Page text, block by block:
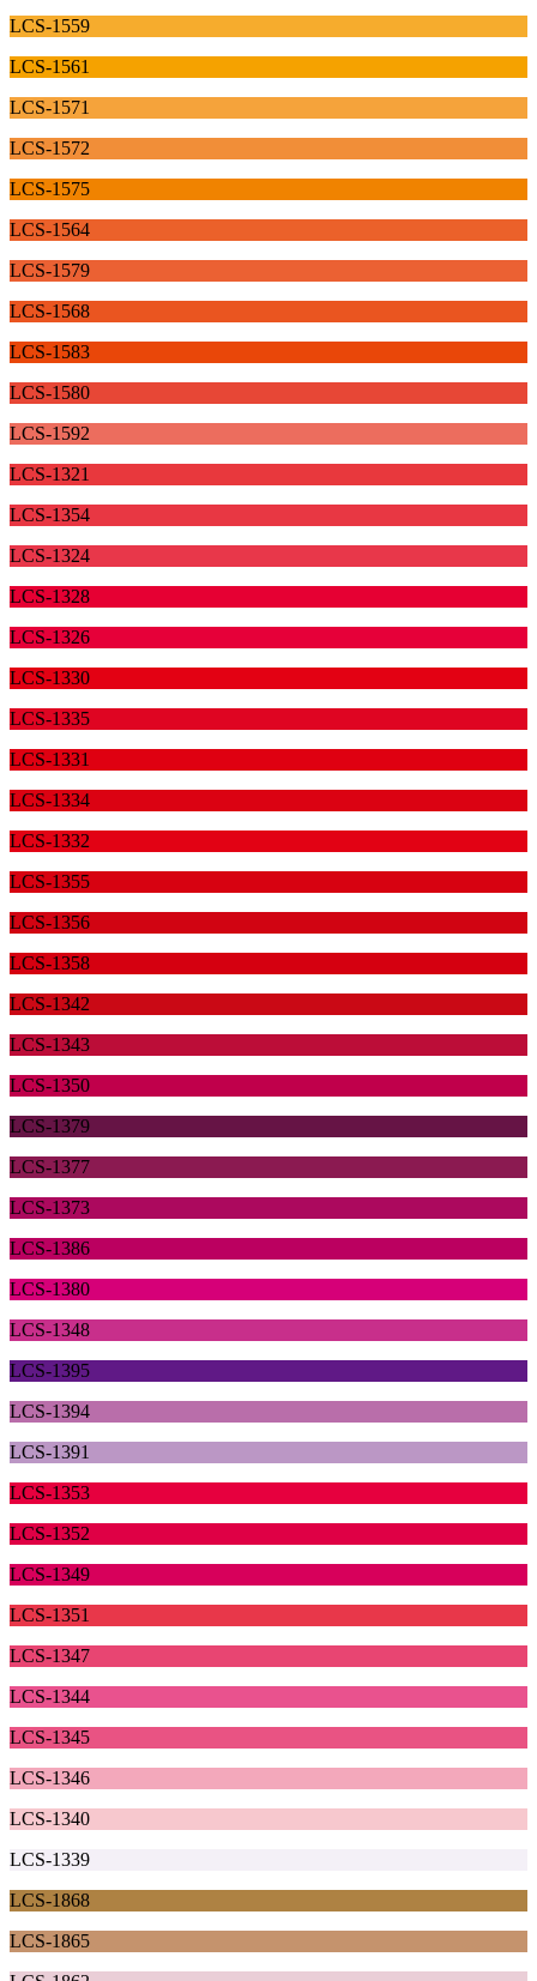
LCS-1559
LCS-1561
LCS-1571
LCS-1572
LCS-1575
LCS-1564
LCS-1579
LCS-1568
LCS-1583
LCS-1580
LCS-1592
LCS-1321
LCS-1354
LCS-1324
LCS-1328
LCS-1326
LCS-1330
LCS-1335
LCS-1331
LCS-1334
LCS-1332
LCS-1355
LCS-1356
LCS-1358
LCS-1342
LCS-1343
LCS-1350
LCS-1379
LCS-1377
LCS-1373
LCS-1386
LCS-1380
LCS-1348
LCS-1395
LCS-1394
LCS-1391
LCS-1353
LCS-1352
LCS-1349
LCS-1351
LCS-1347
LCS-1344
LCS-1345
LCS-1346
LCS-1340
LCS-1339
LCS-1868
LCS-1865